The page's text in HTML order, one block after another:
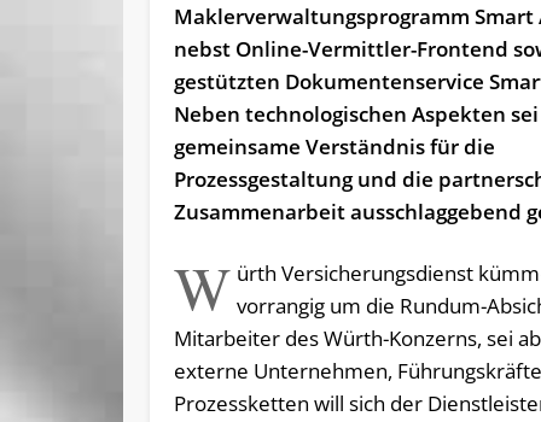
Maklerverwaltungsprogramm Smart
nebst Online-Vermittler-Frontend
gestützten Dokumentenservice
Neben technologischen Aspekten
gemeinsame Verständnis für die
Prozessgestaltung und die
Zusammenarbeit ausschlaggebend
W ürth Versicherungsdienst
vorrangig um die Rundum-
Mitarbeiter des Würth-Konzerns, sei
externe Unternehmen,
Prozessketten will sich der